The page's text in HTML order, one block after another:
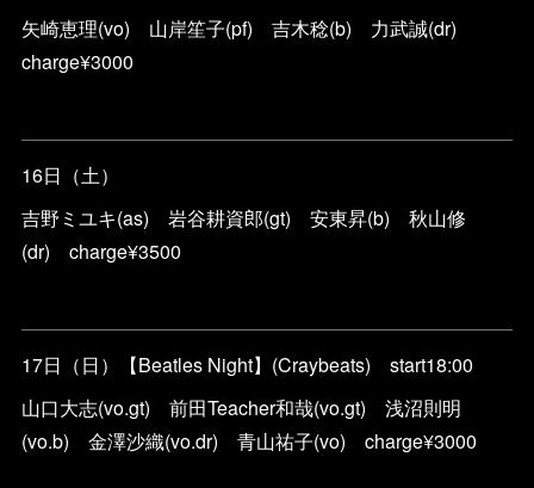
矢崎恵理(vo) 山岸笙子(pf) 吉木稔(b) 力武誠(dr)
charge¥3000
16日（土）
吉野ミユキ(as) 岩谷耕資郎(gt) 安東昇(b) 秋山修
(dr) charge¥3500
17日（日）【Beatles Night】(Craybeats) start18:00
山口大志(vo.gt) 前田Teacher和哉(vo.gt) 浅沼則明
(vo.b) 金澤沙織(vo.dr) 青山祐子(vo) charge¥3000